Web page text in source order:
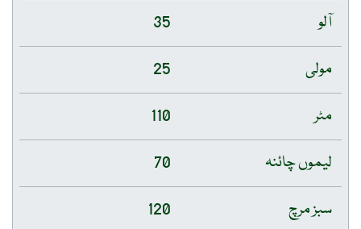
آلو
35
مولی
25
مٹر
110
لیموں چائنہ
70
سبز مرچ
120